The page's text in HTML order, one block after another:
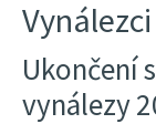
Ukončení
vynálezy